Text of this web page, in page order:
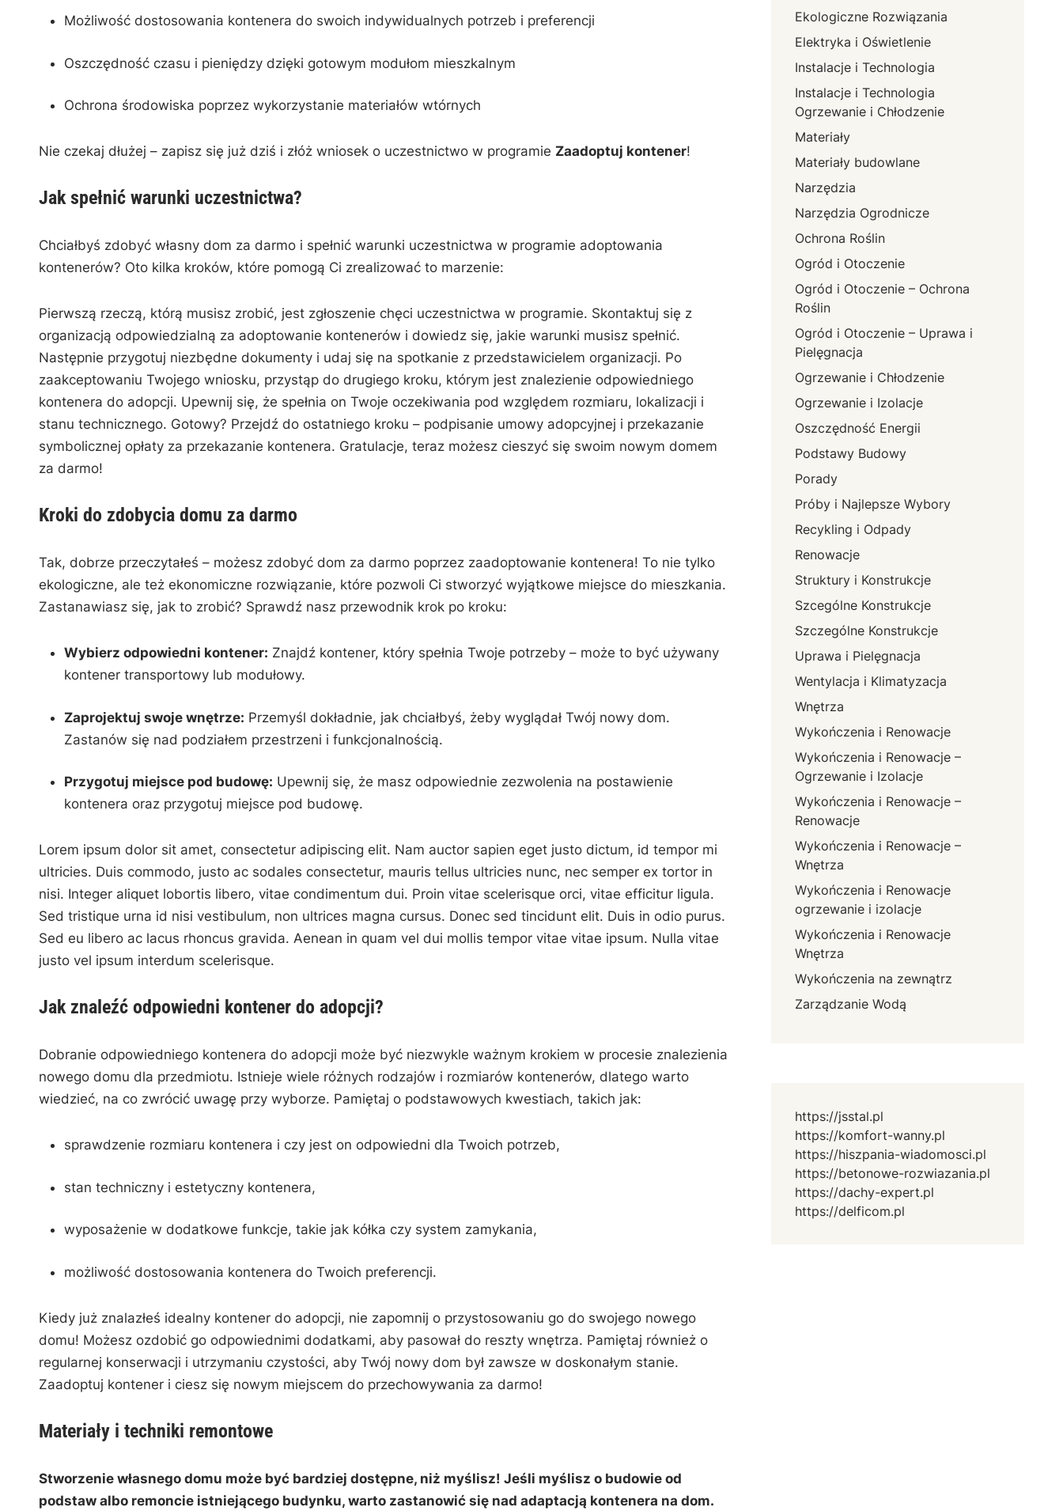
Możliwość dostosowania ​kontenera ‌do swoich indywidualnych potrzeb​ i ⁢preferencji
Oszczędność czasu i pieniędzy dzięki gotowym ​modułom‌ mieszkalnym
Ochrona środowiska poprzez wykorzystanie materiałów wtórnych
Nie czekaj dłużej – ⁣zapisz się już‍ dziś i złóż⁢ wniosek o uczestnictwo w ‌programie Zaadoptuj kontener!
Jak spełnić warunki uczestnictwa?
Chciałbyś zdobyć‍ własny dom za darmo i spełnić warunki⁢ uczestnictwa ⁤w programie adoptowania
kontenerów? ⁤Oto kilka ⁤kroków, które pomogą Ci zrealizować to marzenie:
Pierwszą rzeczą, ‍którą musisz zrobić, jest zgłoszenie chęci ​uczestnictwa‍ w programie. Skontaktuj się z​
organizacją odpowiedzialną za adoptowanie kontenerów i dowiedz‍ się, jakie warunki musisz⁤ spełnić.‍
Następnie przygotuj niezbędne ⁣dokumenty i udaj się⁤ na spotkanie z przedstawicielem organizacji. Po
zaakceptowaniu Twojego wniosku, przystąp do drugiego kroku, ⁤którym jest znalezienie ‌odpowiedniego
‍kontenera do adopcji. Upewnij się, że spełnia on Twoje oczekiwania pod ‌względem rozmiaru, ‍lokalizacji ⁣i
‍stanu technicznego. Gotowy? Przejdź do ostatniego ⁤kroku – ⁢podpisanie umowy adopcyjnej i ‍przekazanie
symbolicznej opłaty ⁤za​ przekazanie kontenera. Gratulacje, teraz możesz cieszyć się swoim‌ nowym domem
za⁤ darmo!
Kroki ⁤do zdobycia domu za darmo
Tak, dobrze przeczytałeś – możesz zdobyć dom za darmo poprzez zaadoptowanie kontenera!‍ To nie tylko
ekologiczne, ale też ⁢ekonomiczne rozwiązanie, które pozwoli Ci stworzyć wyjątkowe miejsce do⁣ mieszkania.
Zastanawiasz się, jak to zrobić? Sprawdź nasz przewodnik krok po kroku:
Wybierz‍ odpowiedni kontener: Znajdź kontener, który spełnia‌ Twoje‍ potrzeby – może to być używany
kontener transportowy ‌lub⁤ modułowy.
Zaprojektuj swoje wnętrze: ‌Przemyśl dokładnie, jak chciałbyś, żeby wyglądał Twój nowy dom.
Zastanów⁣ się nad podziałem przestrzeni i⁣ funkcjonalnością.
Przygotuj miejsce⁤ pod budowę: Upewnij się, że masz odpowiednie zezwolenia na postawienie
kontenera oraz​ przygotuj‍ miejsce pod budowę.
Lorem ipsum dolor sit amet, consectetur adipiscing elit.‌ Nam auctor sapien eget justo ​dictum, id tempor mi
ultricies. Duis ‍commodo,​ justo⁢ ac ⁢sodales consectetur, mauris tellus ultricies nunc, nec semper ⁢ex tortor in
nisi. Integer aliquet lobortis ⁢libero, vitae condimentum dui. Proin vitae scelerisque ⁣orci, vitae efficitur ligula.
Sed tristique urna id nisi vestibulum, ⁢non ultrices magna cursus. ⁣Donec ⁣sed tincidunt elit. Duis in odio purus.
Sed eu libero ac lacus⁤ rhoncus gravida.⁤ Aenean in quam vel dui mollis tempor vitae vitae ipsum. Nulla vitae
justo vel ipsum interdum​ scelerisque.
Jak znaleźć odpowiedni kontener do adopcji?
Dobranie odpowiedniego kontenera do⁤ adopcji może być niezwykle ważnym krokiem w procesie znalezienia
nowego domu dla przedmiotu. Istnieje wiele różnych rodzajów i rozmiarów kontenerów, dlatego warto
wiedzieć, na co zwrócić uwagę przy wyborze. Pamiętaj o podstawowych ⁢kwestiach, takich jak:
sprawdzenie rozmiaru kontenera i czy⁤ jest on odpowiedni dla Twoich potrzeb,
stan ‌techniczny i estetyczny ​kontenera,
wyposażenie w dodatkowe ⁤funkcje,⁢ takie‌ jak kółka czy system⁢ zamykania,
możliwość dostosowania ‌kontenera‌ do Twoich preferencji.
Kiedy ⁢już znalazłeś idealny kontener do adopcji, ​nie zapomnij o przystosowaniu go do swojego nowego
domu! Możesz ozdobić ‌go odpowiednimi dodatkami,​ aby pasował do ‍reszty⁣ wnętrza. Pamiętaj również o
regularnej ‌konserwacji i utrzymaniu czystości, aby Twój nowy ‍dom był⁤ zawsze w doskonałym‍ stanie.
Zaadoptuj‌ kontener ⁢i ⁢ciesz się nowym miejscem‌ do przechowywania‌ za ⁣darmo!
Materiały i techniki remontowe
Stworzenie własnego domu może być bardziej dostępne, niż myślisz! Jeśli myślisz o budowie od
podstaw albo remoncie istniejącego budynku, warto ⁢zastanowić się‍ nad adaptacją kontenera na dom.
Ekologiczne Rozwiązania
Elektryka i Oświetlenie
Instalacje i Technologia
Instalacje i Technologia
Ogrzewanie i Chłodzenie
Materiały
Materiały budowlane
Narzędzia
Narzędzia Ogrodnicze
Ochrona Roślin
Ogród i Otoczenie
Ogród i Otoczenie – Ochrona
Roślin
Ogród i Otoczenie – Uprawa i
Pielęgnacja
Ogrzewanie i Chłodzenie
Ogrzewanie i Izolacje
Oszczędność Energii
Podstawy Budowy
Porady
Próby i Najlepsze Wybory
Recykling i Odpady
Renowacje
Struktury i Konstrukcje
Szcególne Konstrukcje
Szczególne Konstrukcje
Uprawa i Pielęgnacja
Wentylacja i Klimatyzacja
Wnętrza
Wykończenia i Renowacje
Wykończenia i Renowacje –
Ogrzewanie i Izolacje
Wykończenia i Renowacje –
Renowacje
Wykończenia i Renowacje –
Wnętrza
Wykończenia i Renowacje
ogrzewanie i izolacje
Wykończenia i Renowacje
Wnętrza
Wykończenia na zewnątrz
Zarządzanie Wodą
https://jsstal.pl
https://komfort-wanny.pl
https://hiszpania-wiadomosci.pl
https://betonowe-rozwiazania.pl
https://dachy-expert.pl
https://delficom.pl